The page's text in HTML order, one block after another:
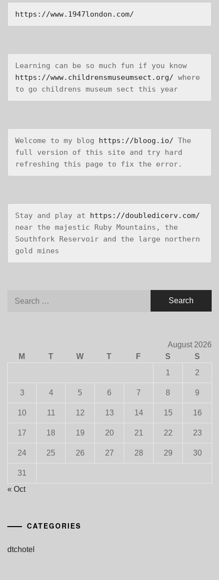
https://www.1947london.com/
https://www.childrensmuseumsect.org/ where
to go childrens museum sect this year
Welcome to my blog https://bloog.io/ The
full version of this site and try hard
refreshing this page to fix the error.
Stay and play at https://doubledicerv.com/
near the majestic Ruby Mountains, the
Southfork Reservoir and the large northern
gold mines
August 2026
M
T W T F S
S
1
2
3 4 5 6 7 8 9
10 11 12 13 14 15 16
17 18 19 20 21 22 23
24 25 26 27 28 29 30
31
« Oct
CATEGORIES
dtchotel